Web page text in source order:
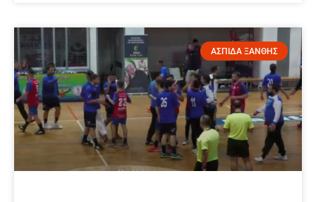
ΑΣΠΙΔΑ ΞΑΝΘΗΣ